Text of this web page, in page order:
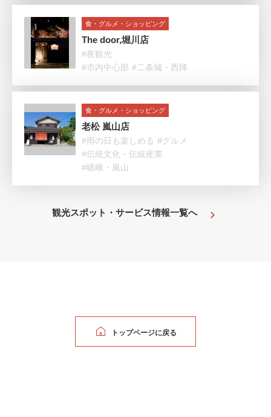
食・グルメ・ショッピング
The door,堀川店
#夜観光
#市内中心部 #二条城・西陣
食・グルメ・ショッピング
老松 嵐山店
#雨の日も楽しめる #グルメ
#伝統文化・伝統産業
#嵯峨・嵐山
観光スポット・サービス情報一覧へ
トップページに戻る